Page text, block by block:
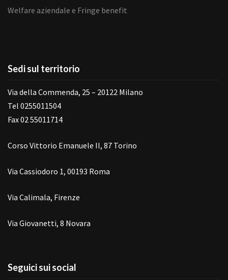
Welfare aziendale e Fringe benefit
Sedi sul territorio
Via della Commenda, 25 – 20122 Milano
Tel 0255011504
Fax 02 55011714
Corso Vittorio Emanuele II, 87 Torino
Via Cassiodoro 1, 00193 Roma
Via Calimala, Firenze
Via Giovanetti, 8 Novara
Seguici sui social